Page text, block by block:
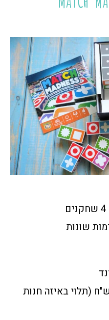
המשחק: 99 – 140 ש"ח (תלוי באיזה חנות